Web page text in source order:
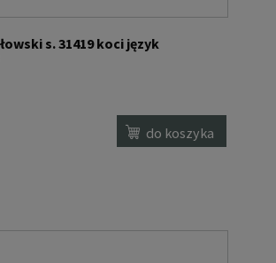
s. 31419 koci język
do koszyka